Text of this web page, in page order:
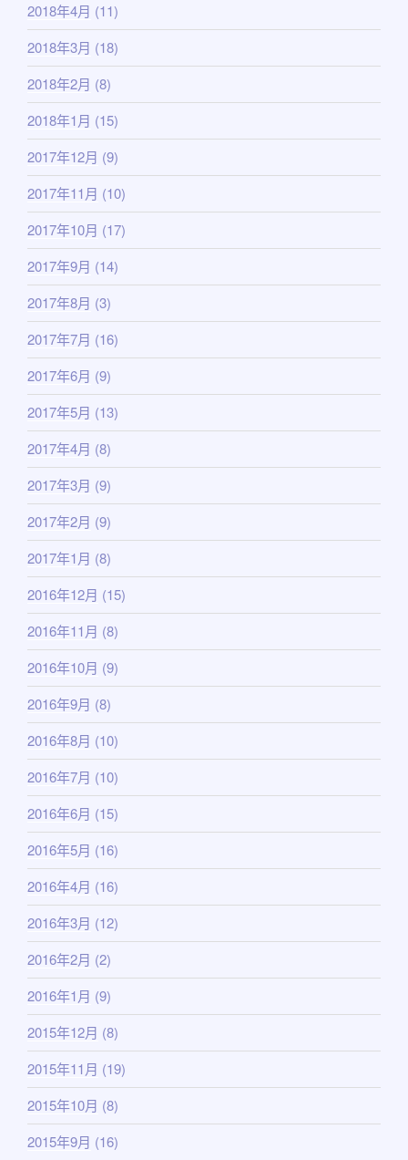
2018年4月 (11)
2018年3月 (18)
2018年2月 (8)
2018年1月 (15)
2017年12月 (9)
2017年11月 (10)
2017年10月 (17)
2017年9月 (14)
2017年8月 (3)
2017年7月 (16)
2017年6月 (9)
2017年5月 (13)
2017年4月 (8)
2017年3月 (9)
2017年2月 (9)
2017年1月 (8)
2016年12月 (15)
2016年11月 (8)
2016年10月 (9)
2016年9月 (8)
2016年8月 (10)
2016年7月 (10)
2016年6月 (15)
2016年5月 (16)
2016年4月 (16)
2016年3月 (12)
2016年2月 (2)
2016年1月 (9)
2015年12月 (8)
2015年11月 (19)
2015年10月 (8)
2015年9月 (16)